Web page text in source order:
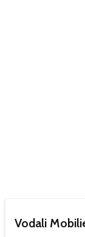
Vodali